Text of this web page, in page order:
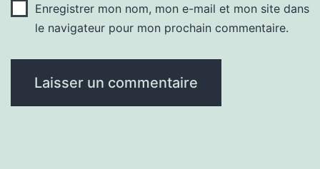
Enregistrer mon nom, mon e-mail et mon site dans
le navigateur pour mon prochain commentaire.